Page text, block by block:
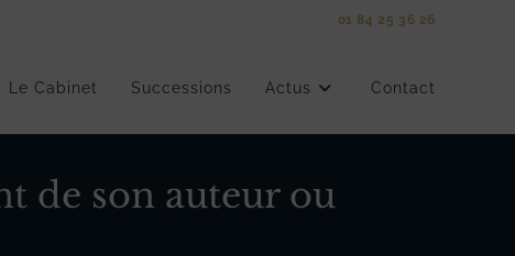
01 84 25 36 26
Le Cabinet Successions Actus Contact
de son auteur ou